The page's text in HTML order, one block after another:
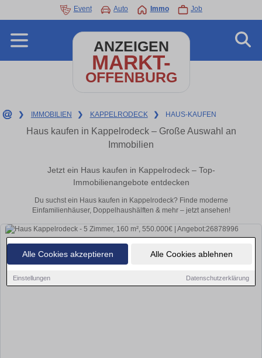
Alle Cookies akzeptieren Alle Cookies ablehnen
Einstellungen Datenschutzerklärung
Event Auto Immo Job
ANZEIGEN
MARKT-
OFFENBURG
❯ IMMOBILIEN ❯ KAPPELRODECK ❯ HAUS-KAUFEN
Haus kaufen in Kappelrodeck – Große Auswahl an
Immobilien
Jetzt ein Haus kaufen in Kappelrodeck – Top-
Immobilienangebote entdecken
Du suchst ein Haus kaufen in Kappelrodeck? Finde moderne
Einfamilienhäuser, Doppelhaushälften & mehr – jetzt ansehen!